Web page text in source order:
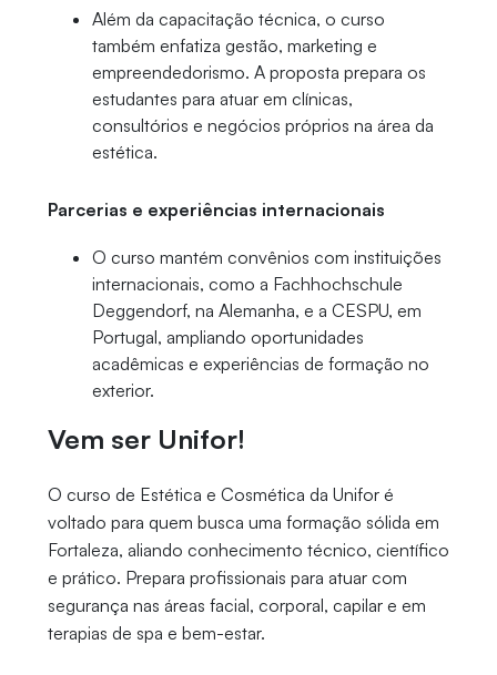
Além da capacitação técnica, o curso
também enfatiza gestão, marketing e
empreendedorismo. A proposta prepara os
estudantes para atuar em clínicas,
consultórios e negócios próprios na área da
estética.
Parcerias e experiências internacionais
O curso mantém convênios com instituições
internacionais, como a Fachhochschule
Deggendorf, na Alemanha, e a CESPU, em
Portugal, ampliando oportunidades
acadêmicas e experiências de formação no
exterior.
Vem ser Unifor!
O curso de Estética e Cosmética da Unifor é
voltado para quem busca uma formação sólida em
Fortaleza, aliando conhecimento técnico, científico
e prático. Prepara profissionais para atuar com
segurança nas áreas facial, corporal, capilar e em
terapias de spa e bem-estar.